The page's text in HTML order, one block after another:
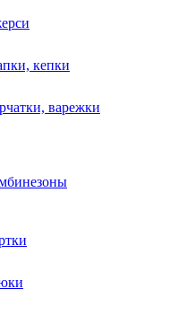
кепки
варежки